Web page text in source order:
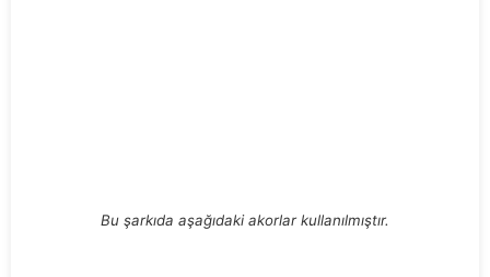
Bu şarkıda aşağıdaki akorlar kullanılmıştır.